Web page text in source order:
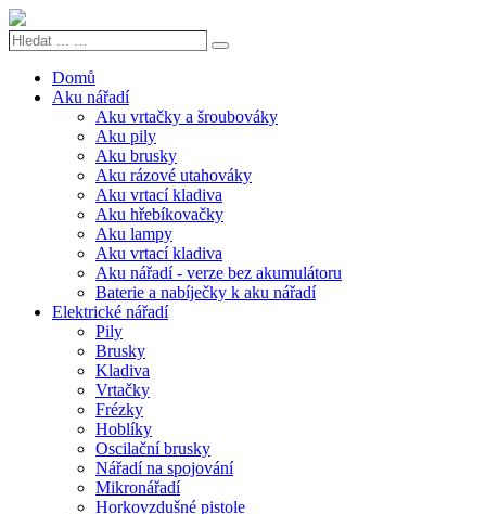
Hledat
Search
Domů
Aku nářadí
Aku vrtačky a šroubováky
Aku pily
Aku brusky
Aku rázové utahováky
Aku vrtací kladiva
Aku hřebíkovačky
Aku lampy
Aku vrtací kladiva
Aku nářadí - verze bez akumulátoru
Baterie a nabíječky k aku nářadí
Elektrické nářadí
Pily
Brusky
Kladiva
Vrtačky
Frézky
Hoblíky
Oscilační brusky
Nářadí na spojování
Mikronářadí
Horkovzdušné pistole